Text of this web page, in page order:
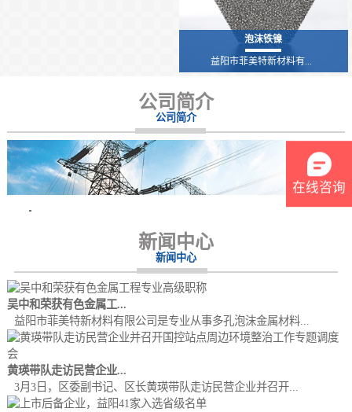
泡沫铁镍
益阳市菲美特新材料有...
公司简介
公司简介
新闻中心
新闻中心
吴中和荣获有色金属工...
益阳市菲美特新材料有限公司是专业从事多孔泡沫金属材料...
黄瑛带队走访民营企业...
3月3日，区委副书记、区长黄瑛带队走访民营企业并召开...
在线咨询